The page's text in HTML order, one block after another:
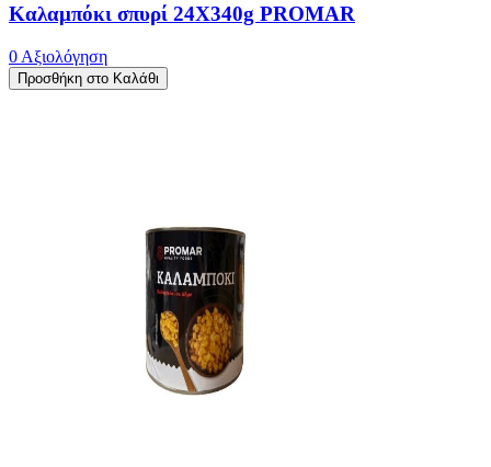
Καλαμπόκι σπυρί 24X340g PROMAR
0 Αξιολόγηση
Προσθήκη στο Καλάθι